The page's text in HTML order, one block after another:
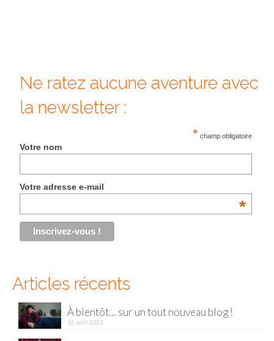
Kyoto
Tokyo
Cameron Highlands
Singapour
Vietnam
Baie d’Halong
Ne ratez aucune aventure avec
la newsletter :
* champ obligatoire
Votre nom
Votre adresse e-mail
*
Articles récents
À bientôt… sur un tout nouveau blog !
16 avril 2023